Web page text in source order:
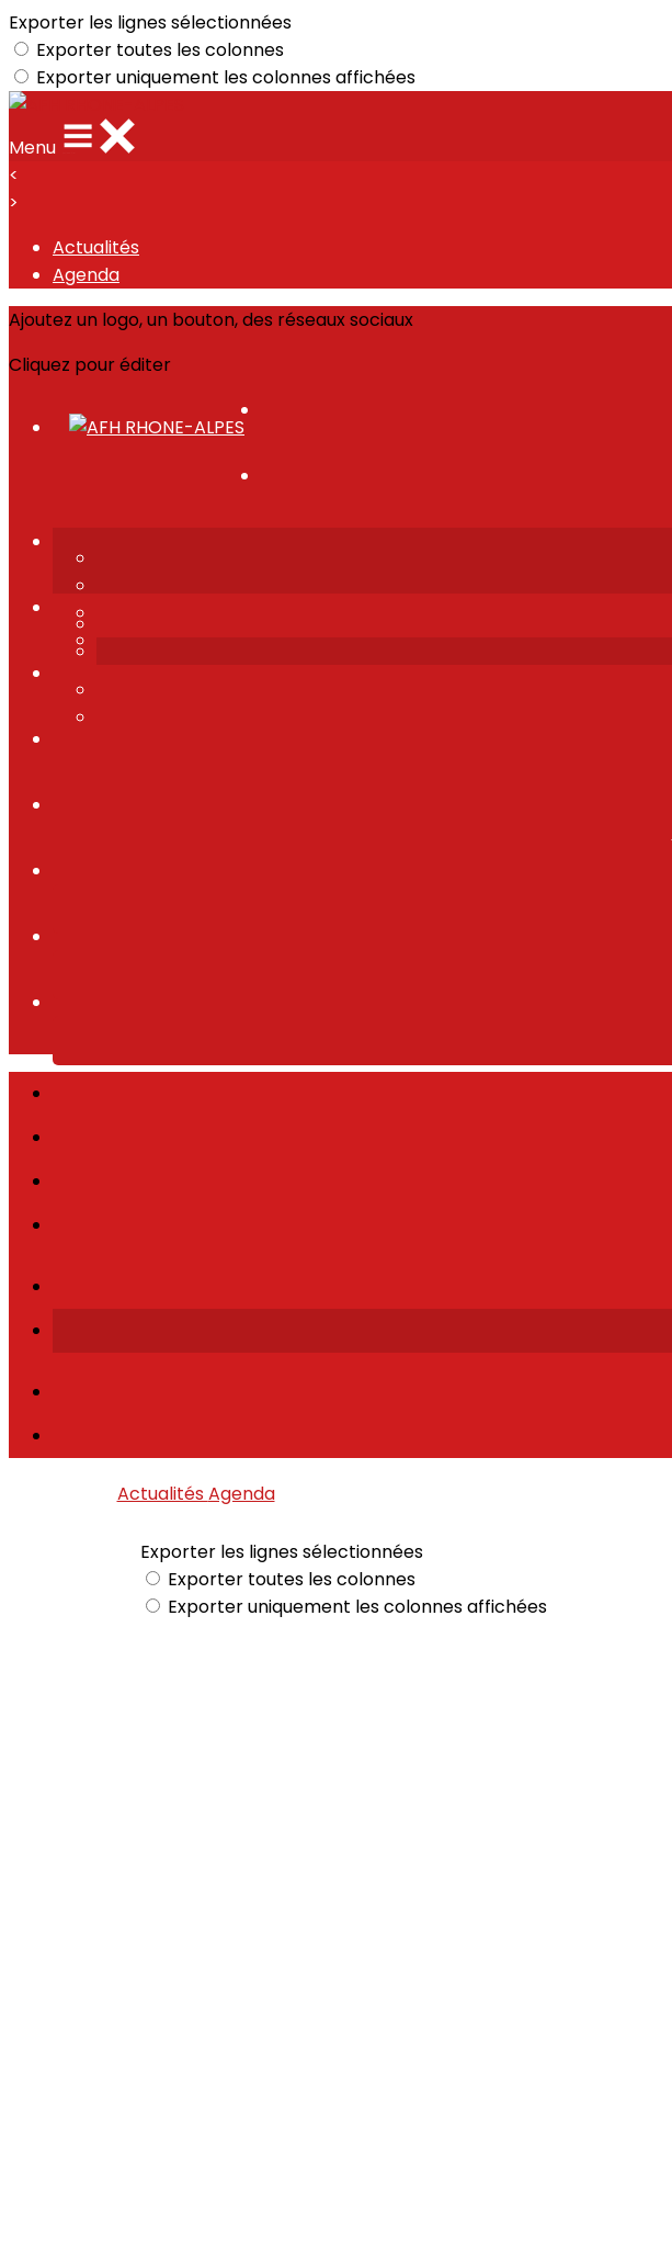
Exporter les lignes sélectionnées
Exporter toutes les colonnes
Exporter uniquement les colonnes affichées
Menu
<
>
Actualités
Agenda
Ajoutez un logo, un bouton, des réseaux sociaux
Cliquez pour éditer
ActualitésAgenda